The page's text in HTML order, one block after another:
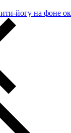
йогу на фоне